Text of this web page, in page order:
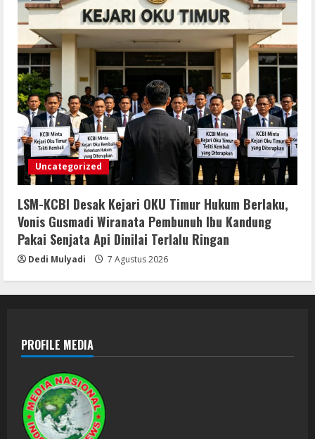
Uncategorized
LSM-KCBI Desak Kejari OKU Timur Hukum Berlaku,
Vonis Gusmadi Wiranata Pembunuh Ibu Kandung
Pakai Senjata Api Dinilai Terlalu Ringan
Dedi Mulyadi 7 Agustus 2026
PROFILE MEDIA